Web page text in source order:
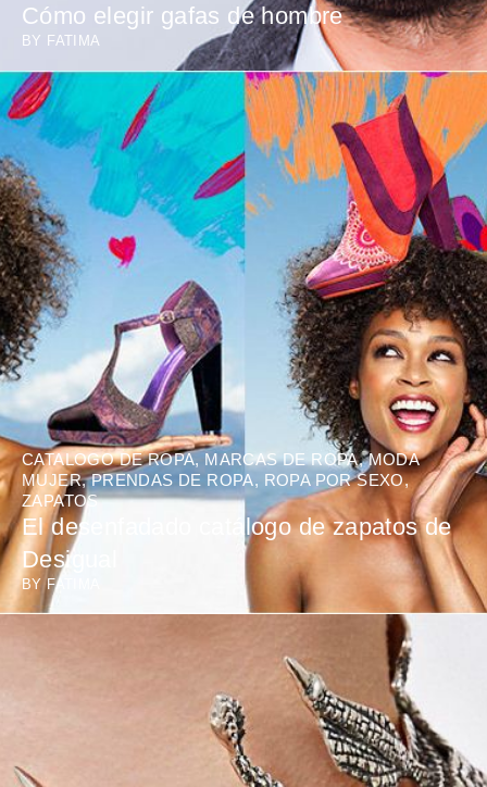
Cómo elegir gafas de hombre
BY FATIMA
CATALOGO DE ROPA, MARCAS DE ROPA,MODA
MUJER,PRENDAS DE ROPA, ROPA POR SEXO,
ZAPATOS
El desenfadado catálogo de zapatos de
Desigual
BY FATIMA